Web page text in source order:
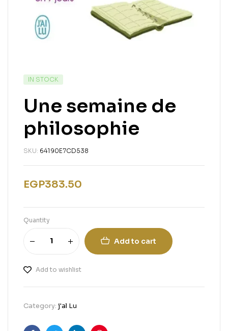
IN STOCK
Une semaine de
philosophie
SKU: 64190E7CD538
EGP383.50
Quantity
Add to cart
Add to wishlist
Category: j'al Lu